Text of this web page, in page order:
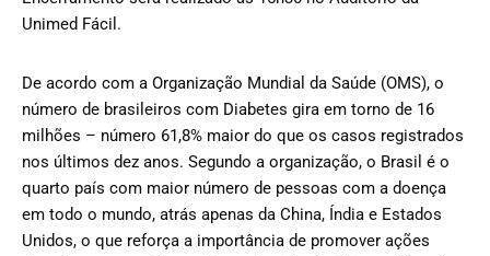
Unimed Fácil.
De acordo com a Organização Mundial da Saúde (OMS), o
número de brasileiros com Diabetes gira em torno de 16
milhões – número 61,8% maior do que os casos registrados
nos últimos dez anos. Segundo a organização, o Brasil é o
quarto país com maior número de pessoas com a doença
em todo o mundo, atrás apenas da China, Índia e Estados
Unidos, o que reforça a importância de promover ações